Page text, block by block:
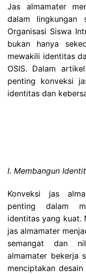
Jas almamater
dalam lingkungan
Organisasi Siswa
bukan hanya
mewakili identitas
OSIS. Dalam
penting konveksi
identitas dan
I. Membangun
Konveksi jas
penting dalam
identitas yang kuat.
jas almamater
semangat dan
almamater bekerja
menciptakan